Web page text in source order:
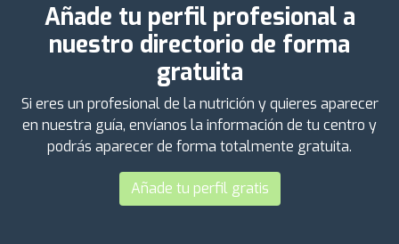
Añade tu perfil profesional a
nuestro directorio de forma
gratuita
Si eres un profesional de la nutrición y quieres aparecer
en nuestra guía, envíanos la información de tu centro y
podrás aparecer de forma totalmente gratuita.
Añade tu perfil gratis